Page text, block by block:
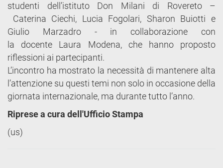
studenti dell’istituto Don Milani di Rovereto –
Caterina Ciechi, Lucia Fogolari, Sharon Buiotti e
Giulio Marzadro - in collaborazione con
la docente Laura Modena, che hanno proposto
riflessioni ai partecipanti.
L’incontro ha mostrato la necessità di mantenere alta
l’attenzione su questi temi non solo in occasione della
giornata internazionale, ma durante tutto l’anno.
Riprese a cura dell'Ufficio Stampa
(us)